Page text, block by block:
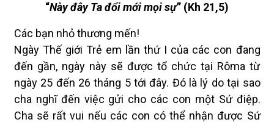
“Này đây Ta đổi mới mọi sự” (Kh 21,5)
Các bạn nhỏ thương mến!
Ngày Thế giới Trẻ em lần thứ I của các con đang
đến gần, ngày này sẽ được tổ chức tại Rôma từ
ngày 25 đến 26 tháng 5 tới đây. Đó là lý do tại sao
cha nghĩ đến việc gửi cho các con một Sứ điệp.
Cha sẽ rất vui nếu các con có thể nhận được Sứ